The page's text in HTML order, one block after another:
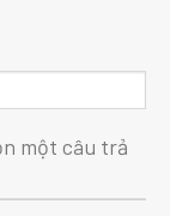
một câu trả